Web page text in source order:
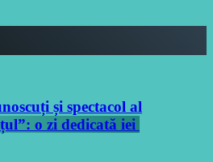
și spectacol al
o zi dedicată iei